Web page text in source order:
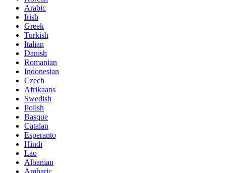
Arabic
Irish
Greek
Turkish
Italian
Danish
Romanian
Indonesian
Czech
Afrikaans
Swedish
Polish
Basque
Catalan
Esperanto
Hindi
Lao
Albanian
Amharic